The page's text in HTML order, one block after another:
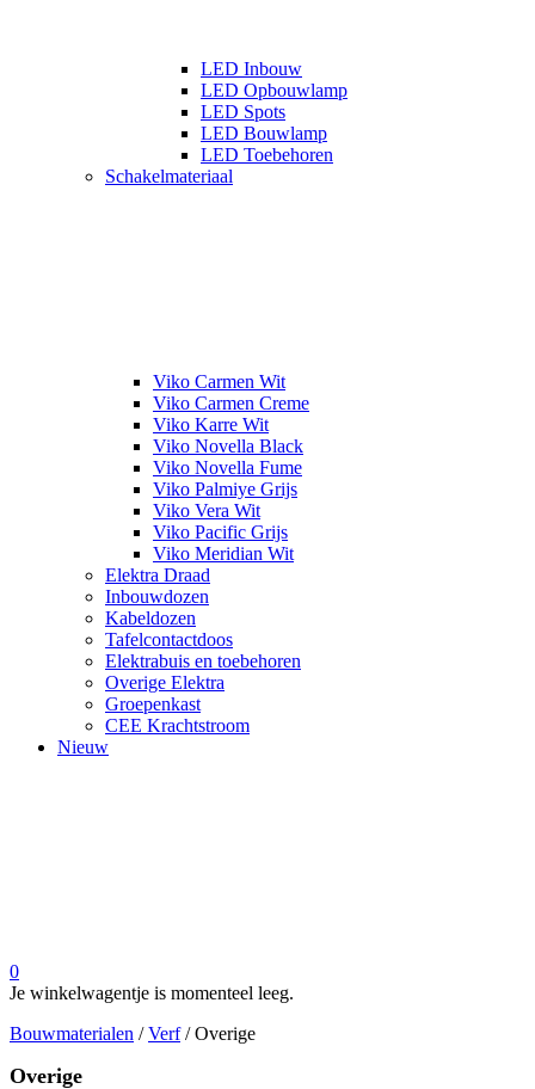
LED Inbouw
LED Opbouwlamp
LED Spots
LED Bouwlamp
LED Toebehoren
Schakelmateriaal
Viko Carmen Wit
Viko Carmen Creme
Viko Karre Wit
Viko Novella Black
Viko Novella Fume
Viko Palmiye Grijs
Viko Vera Wit
Viko Pacific Grijs
Viko Meridian Wit
Elektra Draad
Inbouwdozen
Kabeldozen
Tafelcontactdoos
Elektrabuis en toebehoren
Overige Elektra
Groepenkast
CEE Krachtstroom
Nieuw
0
Je winkelwagentje is momenteel leeg.
Bouwmaterialen /Verf/ Overige
Overige